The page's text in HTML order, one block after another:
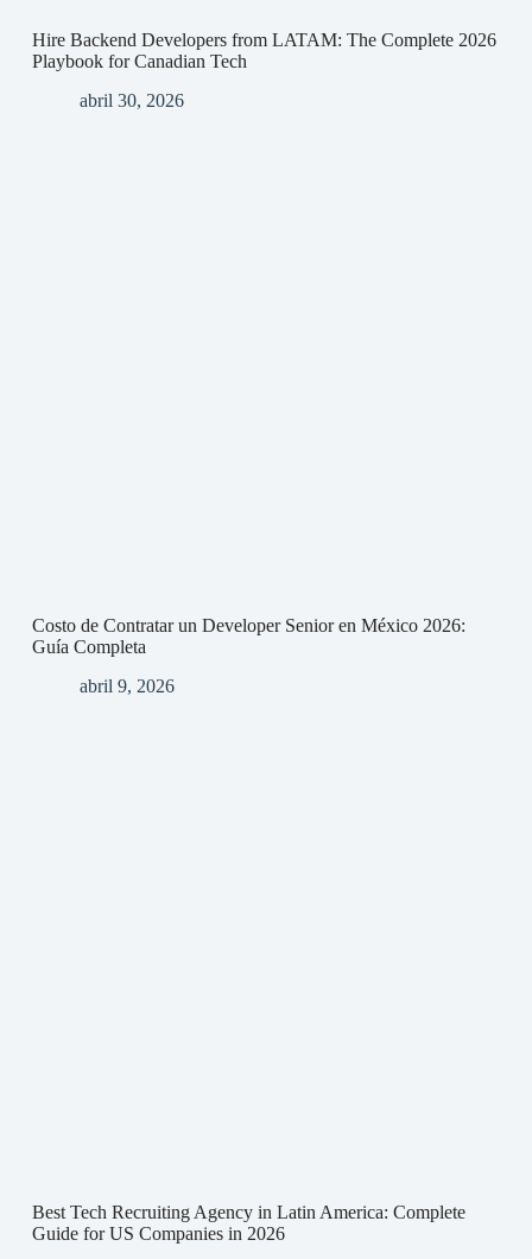
Hire Backend Developers from LATAM: The Complete 2026
Playbook for Canadian Tech
abril 30, 2026
Costo de Contratar un Developer Senior en México 2026:
Guía Completa
abril 9, 2026
Best Tech Recruiting Agency in Latin America: Complete
Guide for US Companies in 2026